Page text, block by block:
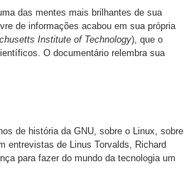
das mentes mais brilhantes de sua
de informações acabou em sua própria
Institute of Technology), que o
O documentário relembra sua
de história da GNU, sobre o Linux, sobre
entrevistas de Linus Torvalds, Richard
para fazer do mundo da tecnologia um